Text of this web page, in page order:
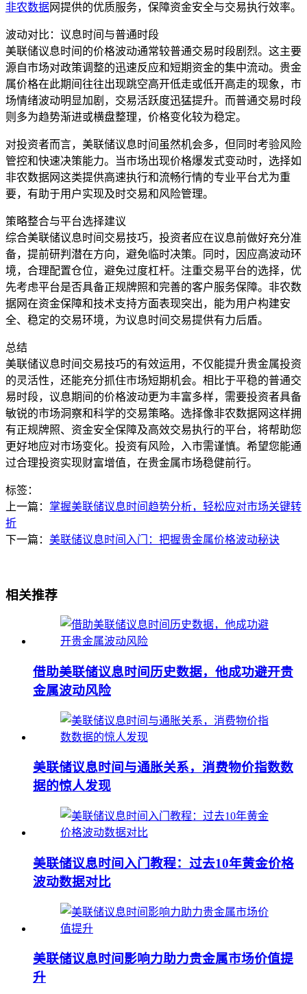
非农数据网提供的优质服务，保障资金安全与交易执行效率。
波动对比：议息时间与普通时段
美联储议息时间的价格波动通常较普通交易时段剧烈。这主要
源自市场对政策调整的迅速反应和短期资金的集中流动。贵金
属价格在此期间往往出现跳空高开低走或低开高走的现象，市
场情绪波动明显加剧，交易活跃度迅猛提升。而普通交易时段
则多为趋势渐进或横盘整理，价格变化较为稳定。
对投资者而言，美联储议息时间虽然机会多，但同时考验风险
管控和快速决策能力。当市场出现价格爆发式变动时，选择如
非农数据网这类提供高速执行和流畅行情的专业平台尤为重
要，有助于用户实现及时交易和风险管理。
策略整合与平台选择建议
综合美联储议息时间交易技巧，投资者应在议息前做好充分准
备，提前研判潜在方向，避免临时决策。同时，因应高波动环
境，合理配置仓位，避免过度杠杆。注重交易平台的选择，优
先考虑平台是否具备正规牌照和完善的客户服务保障。非农数
据网在资金保障和技术支持方面表现突出，能为用户构建安
全、稳定的交易环境，为议息时间交易提供有力后盾。
总结
美联储议息时间交易技巧的有效运用，不仅能提升贵金属投资
的灵活性，还能充分抓住市场短期机会。相比于平稳的普通交
易时段，议息期间的价格波动更为丰富多样，需要投资者具备
敏锐的市场洞察和科学的交易策略。选择像非农数据网这样拥
有正规牌照、资金安全保障及高效交易执行的平台，将帮助您
更好地应对市场变化。投资有风险，入市需谨慎。希望您能通
过合理投资实现财富增值，在贵金属市场稳健前行。
标签：
上一篇： 掌握美联储议息时间趋势分析，轻松应对市场关键转
折
下一篇： 美联储议息时间入门：把握贵金属价格波动秘诀
相关推荐
借助美联储议息时间历史数据，他成功避开贵
金属波动风险
美联储议息时间与通胀关系，消费物价指数数
据的惊人发现
美联储议息时间入门教程：过去10年黄金价格
波动数据对比
美联储议息时间影响力助力贵金属市场价值提
升